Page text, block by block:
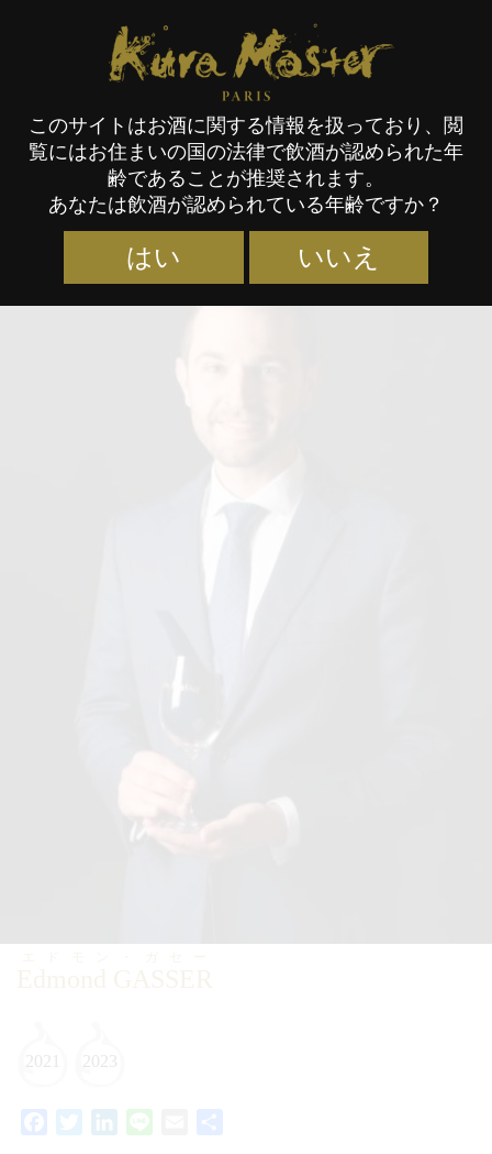
審査員
2021 2023
FacebookTwitterLinkedIn Email
Kura Master Paris
このサイトはお酒に関する情報を扱っており、閲
覧にはお住まいの国の法律で飲酒が認められた年
齢であることが推奨されます。
あなたは飲酒が認められている年齢ですか？
はい いいえ